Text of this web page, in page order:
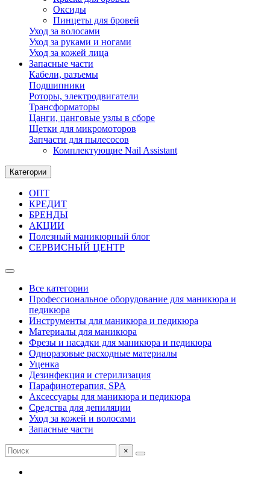
Оксиды
Пинцеты для бровей
Уход за волосами
Уход за руками и ногами
Уход за кожей лица
Запасные части
Кабели, разъемы
Подшипники
Роторы, электродвигатели
Трансформаторы
Цанги, цанговые узлы в сборе
Щетки для микромоторов
Запчасти для пылесосов
Комплектующие Nail Assistant
Категории
ОПТ
КРЕДИТ
БРЕНДЫ
АКЦИИ
Полезный маникюрный блог
СЕРВИСНЫЙ ЦЕНТР
Все категории
Профессиональное оборудование для маникюра и
педикюра
Инструменты для маникюра и педикюра
Материалы для маникюра
Фрезы и насадки для маникюра и педикюра
Одноразовые расходные материалы
Уценка
Дезинфекция и стерилизация
Парафинотерапия, SPA
Аксессуары для маникюра и педикюра
Средства для депиляции
Уход за кожей и волосами
Запасные части
×